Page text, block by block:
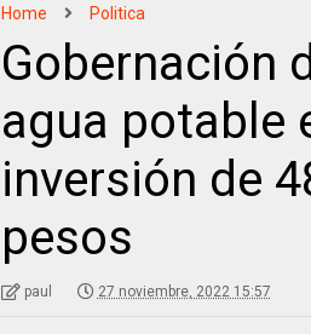
Home Politica
Gobernación
agua potable
inversión de
pesos
paul 27 noviembre, 2022 15:57